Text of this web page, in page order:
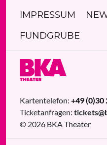
IMPRESSUM
FUNDGRUBE
Kartentelefon: +49 (0)30
Ticketanfragen:
© 2026 BKA Theater